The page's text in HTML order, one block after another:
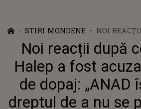
STIRI MONDENE
NOI
HALEP A
NOU DE
REZERVĂ
Noi reacții după
Halep a fost
de dopaj: „ANAD
dreptul de a nu se